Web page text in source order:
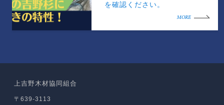
を確認ください。
MORE
上吉野木材協同組合
〒639-3113